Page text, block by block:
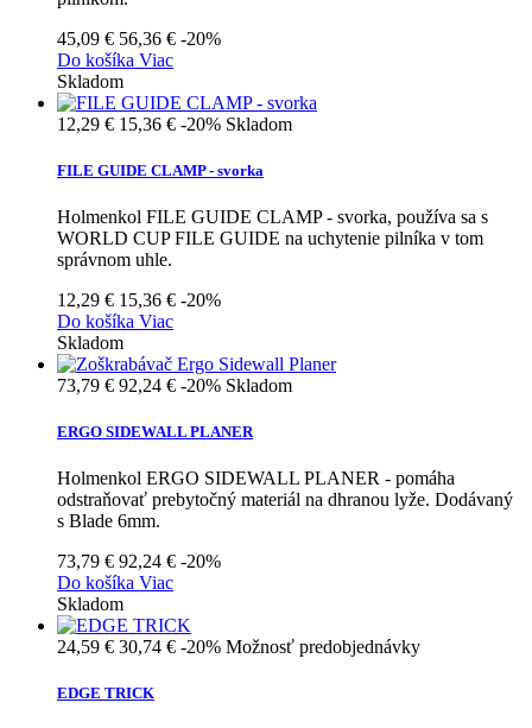
45,09 € 56,36 € -20%
Do košíka Viac
Skladom
12,29 € 15,36 € -20% Skladom
FILE GUIDE CLAMP - svorka
Holmenkol FILE GUIDE CLAMP - svorka, používa sa s
WORLD CUP FILE GUIDE na uchytenie pilníka v tom
správnom uhle.
12,29 € 15,36 € -20%
Do košíka Viac
Skladom
73,79 € 92,24 € -20% Skladom
ERGO SIDEWALL PLANER
Holmenkol ERGO SIDEWALL PLANER - pomáha
odstraňovať prebytočný materiál na dhranou lyže. Dodávaný
s Blade 6mm.
73,79 € 92,24 € -20%
Do košíka Viac
Skladom
24,59 € 30,74 € -20% Možnosť predobjednávky
EDGE TRICK